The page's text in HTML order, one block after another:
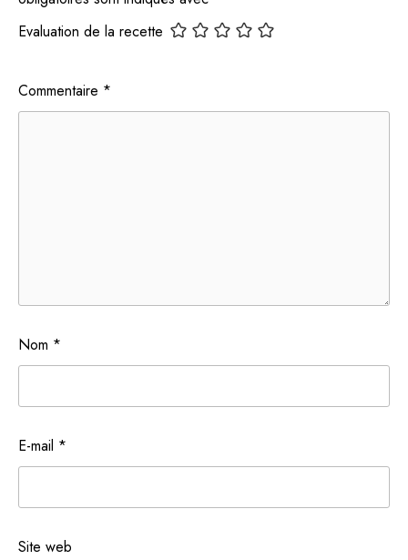
Evaluation de la recette
Commentaire *
Nom *
E-mail *
Site web